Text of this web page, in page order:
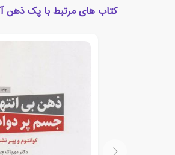
کتاب های مرتبط با پک ذهن